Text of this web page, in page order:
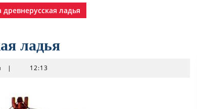
ладья
ладья
| 12:13